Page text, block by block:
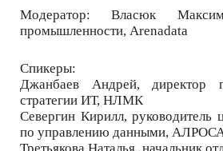
Модератор: Власюк
промышленности, Arenadata
Спикеры:
Джанбаев Андрей, директор
стратегии ИТ, НЛМК
Севергин Кирилл, руководитель
по управлению данными,